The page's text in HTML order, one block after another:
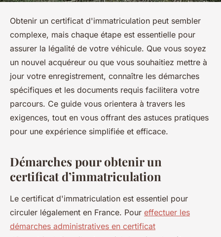
Obtenir un certificat d'immatriculation peut sembler
complexe, mais chaque étape est essentielle pour
assurer la légalité de votre véhicule. Que vous soyez
un nouvel acquéreur ou que vous souhaitiez mettre à
jour votre enregistrement, connaître les démarches
spécifiques et les documents requis facilitera votre
parcours. Ce guide vous orientera à travers les
exigences, tout en vous offrant des astuces pratiques
pour une expérience simplifiée et efficace.
Démarches pour obtenir un
certificat d’immatriculation
Le certificat d'immatriculation est essentiel pour
circuler légalement en France. Pour effectuer les
démarches administratives en certificat